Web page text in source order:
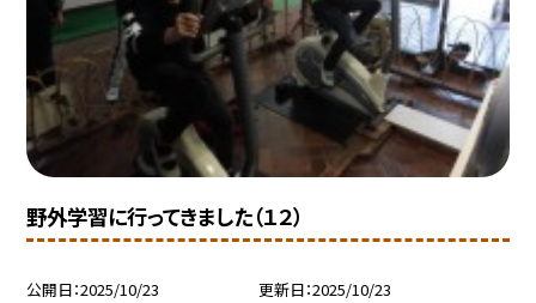
野外学習に行ってきました（１２）
公開日 2025/10/23 更新日 2025/10/23